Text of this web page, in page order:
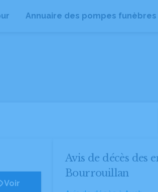
Annuaire des pompes funèbres
Voir
Avis de décès des
Bourrouillan